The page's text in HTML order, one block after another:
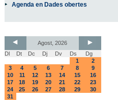
Agenda en Dades obertes
Agost, 2026
Dl
Dt Dc Dj Dv Ds
Dg
1
2
3
4 5 6 7 8
9
10
11 12 13 14 15
16
17
18 19 20 21 22
23
24
25 26 27 28 29
30
31